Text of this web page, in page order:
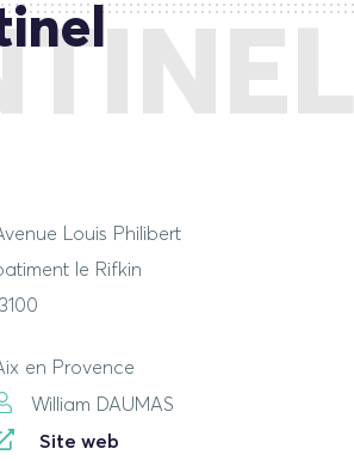
Louis Philibert
le Rifkin
en Provence
William DAUMAS
Site web